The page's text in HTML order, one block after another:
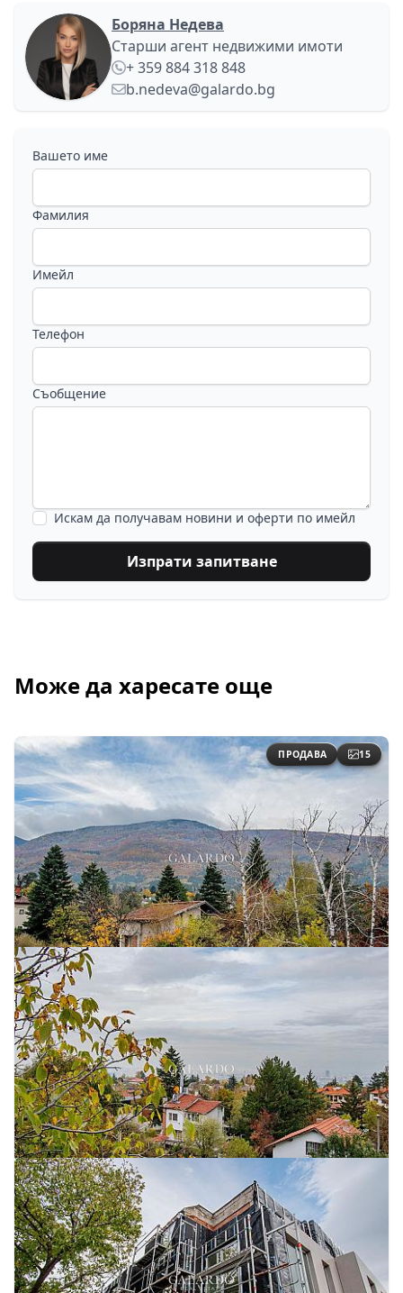
Боряна Недева
Старши агент недвижими имоти
+ 359 884 318 848
b.nedeva@galardo.bg
Вашето име
Фамилия
Имейл
Телефон
Съобщение
Искам да получавам новини и оферти по имейл
Изпрати запитване
Може да харесате още
ПРОДАВА 15